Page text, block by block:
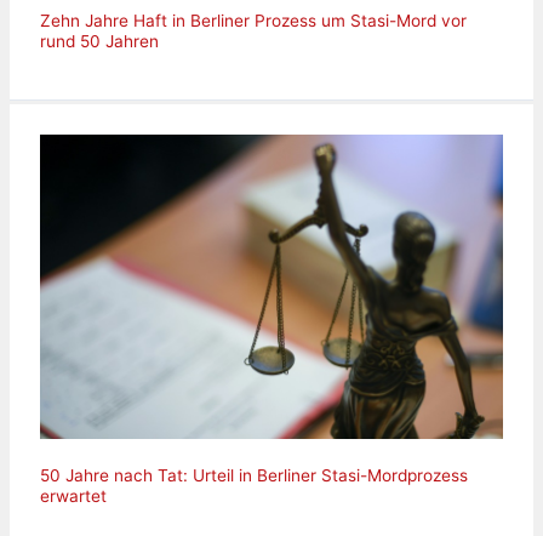
Zehn Jahre Haft in Berliner Prozess um Stasi-Mord vor
rund 50 Jahren
50 Jahre nach Tat: Urteil in Berliner Stasi-Mordprozess
erwartet